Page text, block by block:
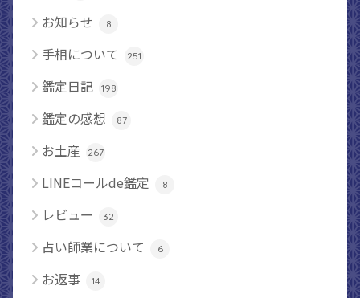
お知らせ 8
手相について 251
鑑定日記 198
鑑定の感想 87
お土産 267
LINEコールde鑑定 8
レビュー 32
占い師業について 6
お返事 14